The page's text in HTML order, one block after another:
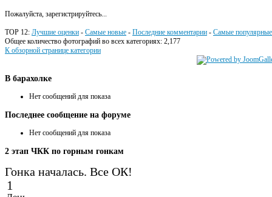
Пожалуйста, зарегистрируйтесь...
TOP 12: Лучшие оценки - Самые новые - Последние комментарии - Самые популярные
Общее количество фотографий во всех категориях: 2,177
К обзорной странице категории
В барахолке
Нет сообщений для показа
Последнее сообщение на форуме
Нет сообщений для показа
2 этап ЧКК по горным гонкам
Гонка началась. Все ОК!
1